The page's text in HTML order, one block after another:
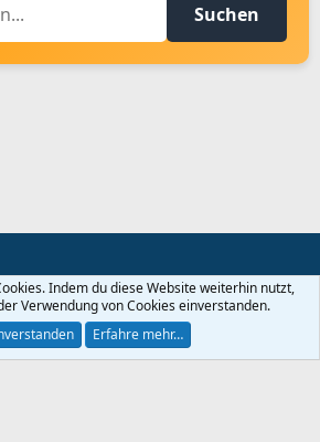
Suchen
und Regeln
Datenschutz
® © 2010-2024 XenForo Ltd.
Indem du diese Website weiterhin nutzt,
Verwendung von Cookies einverstanden.
Erfahre mehr…